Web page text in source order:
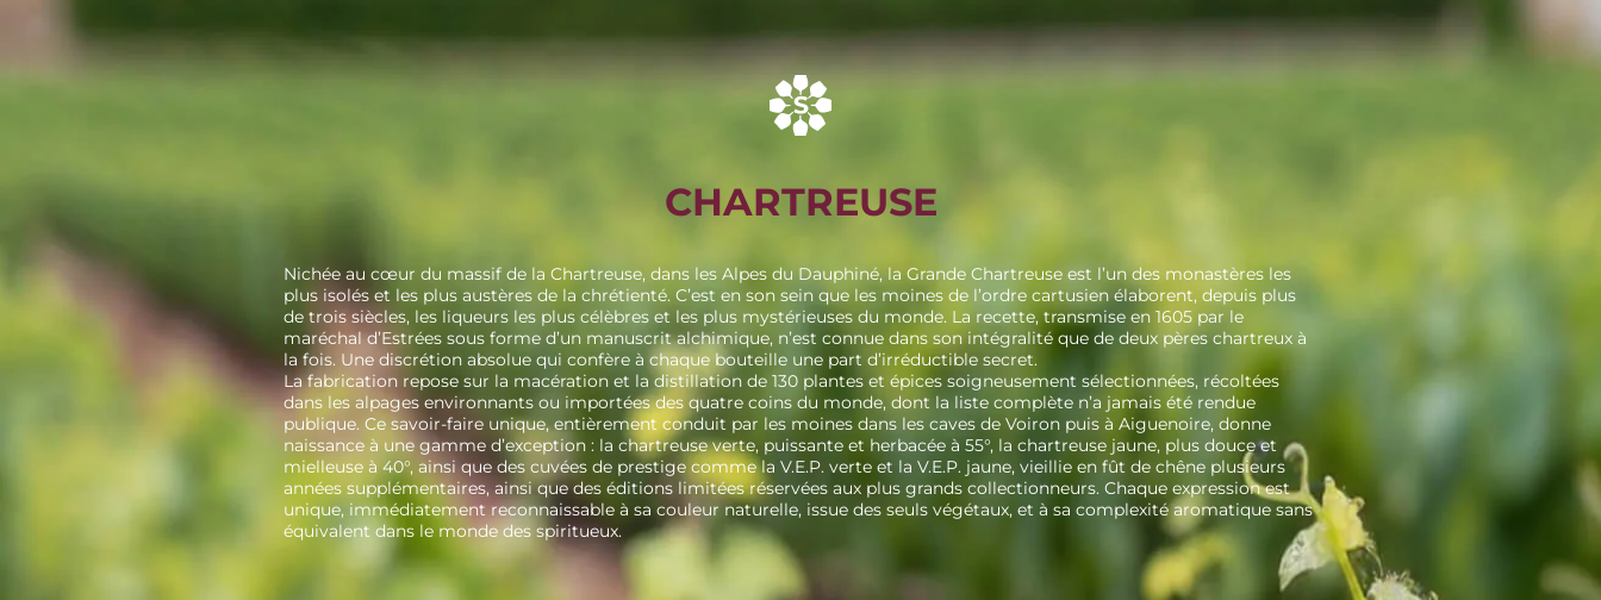
CHARTREUSE
Nichée au cœur du massif de la Chartreuse, dans les Alpes du Dauphiné, la Grande Chartreuse est l’un des monastères les
plus isolés et les plus austères de la chrétienté. C’est en son sein que les moines de l’ordre cartusien élaborent, depuis plus
de trois siècles, les liqueurs les plus célèbres et les plus mystérieuses du monde. La recette, transmise en 1605 par le
maréchal d’Estrées sous forme d’un manuscrit alchimique, n’est connue dans son intégralité que de deux pères chartreux à
la fois. Une discrétion absolue qui confère à chaque bouteille une part d’irréductible secret.
La fabrication repose sur la macération et la distillation de 130 plantes et épices soigneusement sélectionnées, récoltées
dans les alpages environnants ou importées des quatre coins du monde, dont la liste complète n’a jamais été rendue
publique. Ce savoir-faire unique, entièrement conduit par les moines dans les caves de Voiron puis à Aiguenoire, donne
naissance à une gamme d’exception : la chartreuse verte, puissante et herbacée à 55°, la chartreuse jaune, plus douce et
mielleuse à 40°, ainsi que des cuvées de prestige comme la V.E.P. verte et la V.E.P. jaune, vieillie en fût de chêne plusieurs
années supplémentaires, ainsi que des éditions limitées réservées aux plus grands collectionneurs. Chaque expression est
unique, immédiatement reconnaissable à sa couleur naturelle, issue des seuls végétaux, et à sa complexité aromatique sans
équivalent dans le monde des spiritueux.